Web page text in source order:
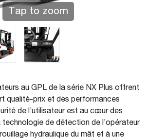
Tap to zoom
au GPL de la série NX Plus offrent
qualité-prix et des performances
de l’utilisateur est au cœur des
de détection de l’opérateur
hydraulique du mât et à une